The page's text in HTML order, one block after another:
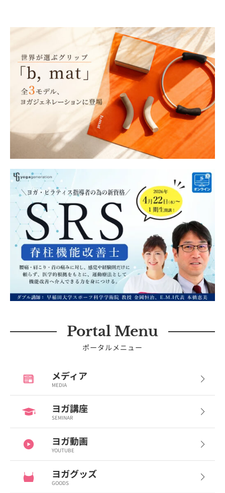
Portal Menu
ポータルメニュー
メディア
MEDIA
ヨガ講座
SEMINAR
ヨガ動画
YOUTUBE
ヨガグッズ
GOODS